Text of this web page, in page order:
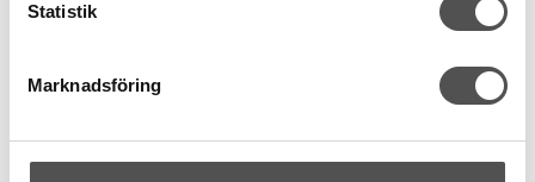
Statistik
Marknadsföring
Finns i lager